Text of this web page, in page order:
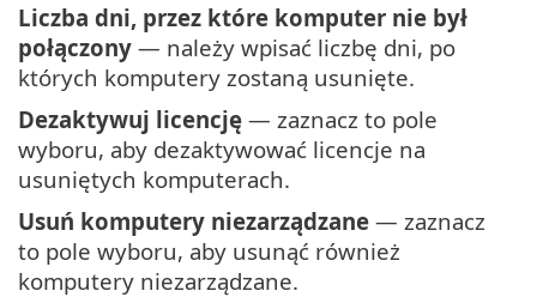
Liczba dni, przez które komputer nie był
połączony — należy wpisać liczbę dni, po
których komputery zostaną usunięte.
Dezaktywuj licencję — zaznacz to pole
wyboru, aby dezaktywować licencje na
usuniętych komputerach.
Usuń komputery niezarządzane — zaznacz
to pole wyboru, aby usunąć również
komputery niezarządzane.